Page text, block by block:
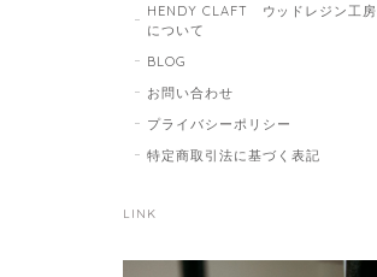
HENDY CLAFT ウッドレジン工房
について
BLOG
お問い合わせ
プライバシーポリシー
特定商取引法に基づく表記
LINK